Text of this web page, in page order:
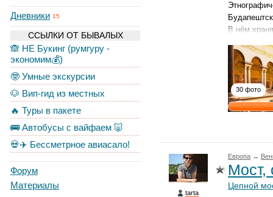
Дневники 15
ССЫЛКИ ОТ БЫВАЛЫХ
🙈 НЕ Букинг (румгуру -
экономим💰)
🤓 Умные экскурсии
🐶 Вип-гид из местных
🔥 Туры в пакете
🚌 Автобусы с вайфаем 🐷
💀✈️ Бессметрное авиасало!
Форум
Материалы
В нём
30 фото
tarta
Европа →
Мост,
Цепной